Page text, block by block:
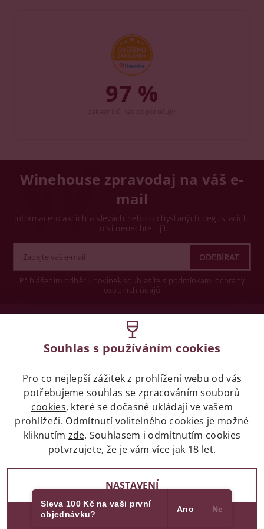
97 %
Winehouse zpravodaj na váš e-
mail
Informace o akcích a slevách nebo o chystaných degustacích.
To si nenechte ujít.
Přihlášením odběru novinek souhlasíte s podmínkami ochrany
osobních údajů
Legislativa
Zákaz prodeje alkoholických nápojů osobám
mladších 18 let.
Naše služby
2017 - 2026 © winehouse.cz, všechna práva vyhrazena
Souhlas s používáním cookies
Pro co nejlepší zážitek z prohlížení webu od vás
potřebujeme souhlas se zpracováním souborů
cookies, které se dočasně ukládají ve vašem
prohlížeči. Odmítnutí volitelného cookies je možné
kliknutím zde. Souhlasem i odmítnutím cookies
potvrzujete, že je vám více jak 18 let.
NASTAVENÍ
Sleva 100 Kč na vaši první
objednávku?
Ano Ne